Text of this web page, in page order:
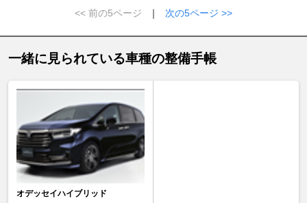
<< 前の5ページ ｜ 次の5ページ >>
一緒に見られている車種の整備手帳
オデッセイハイブリッド